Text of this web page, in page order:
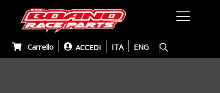
Carrello ACCEDI ITA ENG